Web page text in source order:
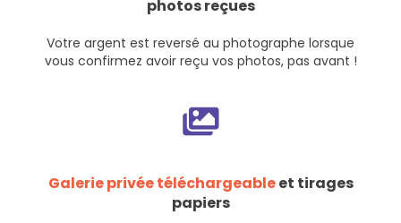
photos reçues
Votre argent est reversé au photographe lorsque
vous confirmez avoir reçu vos photos, pas avant !
Galerie privée téléchargeableet tirages
papiers